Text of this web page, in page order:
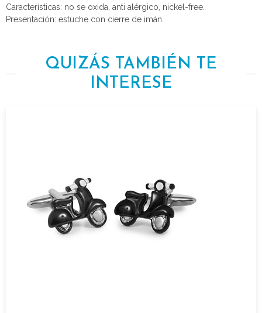
Características: no se oxida, anti alérgico, nickel-free.
Presentación: estuche con cierre de imán.
QUIZÁS TAMBIÉN TE
INTERESE